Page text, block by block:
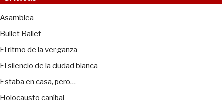
Asamblea
Bullet Ballet
El ritmo de la venganza
El silencio de la ciudad blanca
Estaba en casa, pero…
Holocausto caníbal